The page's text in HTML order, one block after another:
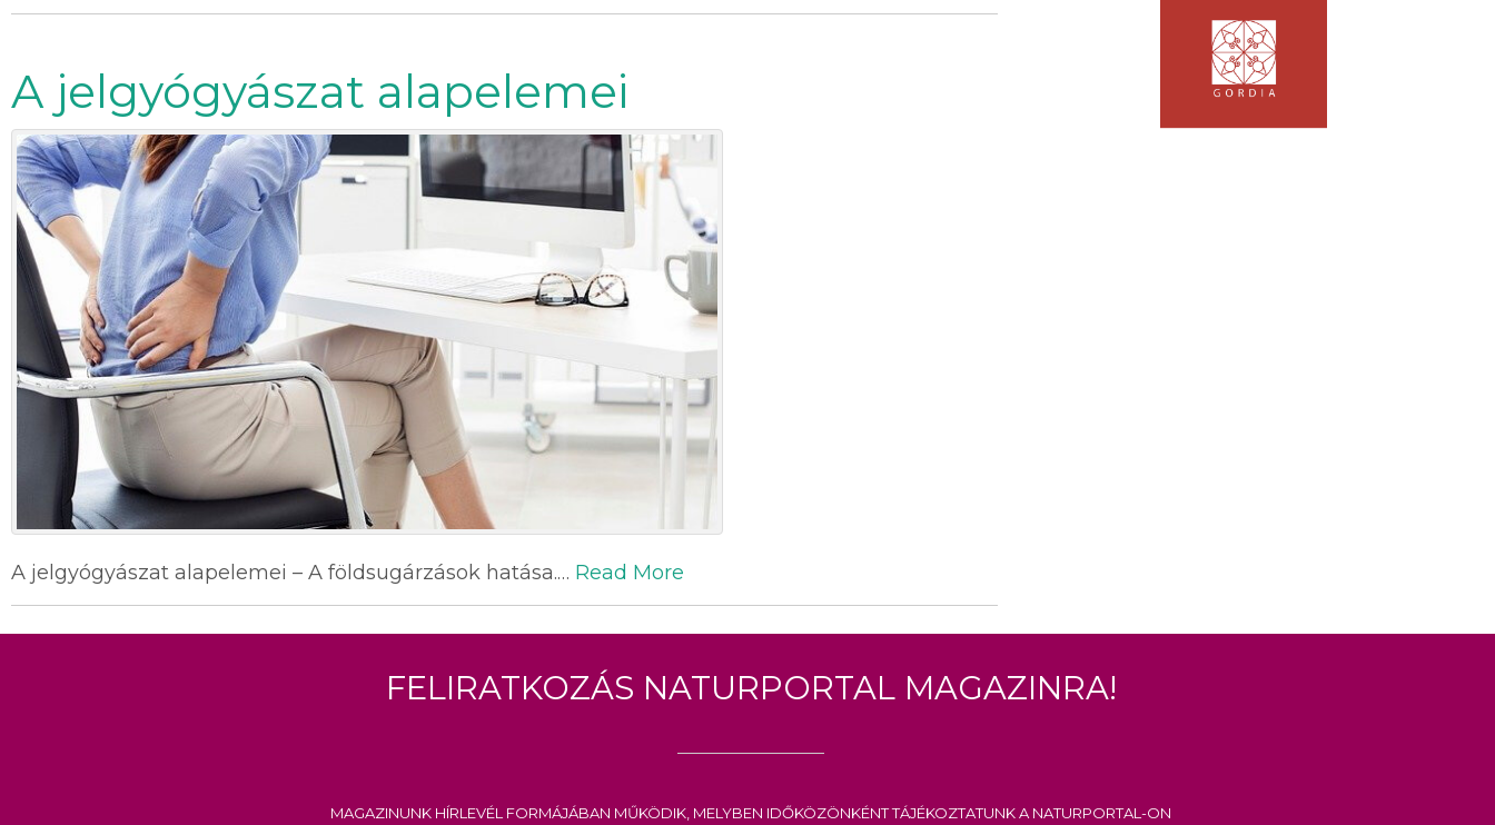
A jelgyógyászat alapelemei
A jelgyógyászat alapelemei – A földsugárzások hatása.… Read More
Feliratkozás Naturportal Magazinra!
Magazinunk hírlevél formájában működik, melyben időközönként tájékoztatunk a Naturportal-on